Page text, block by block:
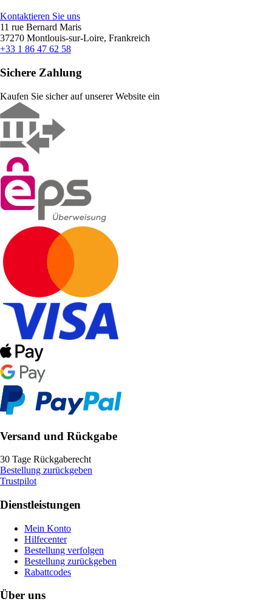
Kontaktieren Sie uns
11 rue Bernard Maris
37270 Montlouis-sur-Loire, Frankreich
+33 1 86 47 62 58
Sichere Zahlung
Kaufen Sie sicher auf unserer Website ein
Versand und Rückgabe
30 Tage Rückgaberecht
Bestellung zurückgeben
Trustpilot
Dienstleistungen
Mein Konto
Hilfecenter
Bestellung verfolgen
Bestellung zurückgeben
Rabattcodes
Über uns